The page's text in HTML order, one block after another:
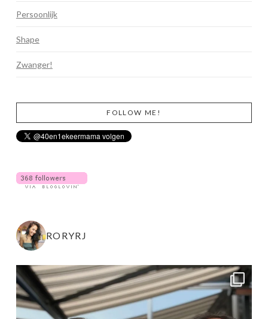
Persoonlijk
Shape
Zwanger!
FOLLOW ME!
RORYRJ